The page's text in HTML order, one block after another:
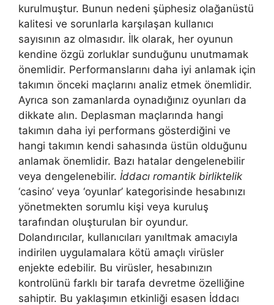
kurulmuştur. Bunun nedeni şüphesiz olağanüstü
kalitesi ve sorunlarla karşılaşan kullanıcı
sayısının az olmasıdır. İlk olarak, her oyunun
kendine özgü zorluklar sunduğunu unutmamak
önemlidir. Performanslarını daha iyi anlamak için
takımın önceki maçlarını analiz etmek önemlidir.
Ayrıca son zamanlarda oynadığınız oyunları da
dikkate alın. Deplasman maçlarında hangi
takımın daha iyi performans gösterdiğini ve
hangi takımın kendi sahasında üstün olduğunu
anlamak önemlidir. Bazı hatalar dengelenebilir
veya dengelenebilir. İddacı romantik birliktelik
‘casino’ veya ‘oyunlar’ kategorisinde hesabınızı
yönetmekten sorumlu kişi veya kuruluş
tarafından oluşturulan bir oyundur.
Dolandırıcılar, kullanıcıları yanıltmak amacıyla
indirilen uygulamalara kötü amaçlı virüsler
enjekte edebilir. Bu virüsler, hesabınızın
kontrolünü farklı bir tarafa devretme özelliğine
sahiptir. Bu yaklaşımın etkinliği esasen İddacı